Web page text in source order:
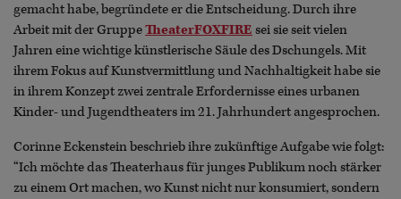
gemacht habe, begründete er die Entscheidung. Durch ihre
Arbeit mit der GruppeTheaterFOXFIRE sei sie seit vielen
Jahren eine wichtige künstlerische Säule des Dschungels. Mit
ihrem Fokus auf Kunstvermittlung und Nachhaltigkeit habe sie
in ihrem Konzept zwei zentrale Erfordernisse eines urbanen
Kinder- und Jugendtheaters im 21. Jahrhundert angesprochen.
Corinne Eckenstein beschrieb ihre zukünftige Aufgabe wie folgt:
“Ich möchte das Theaterhaus für junges Publikum noch stärker
zu einem Ort machen, wo Kunst nicht nur konsumiert, sondern